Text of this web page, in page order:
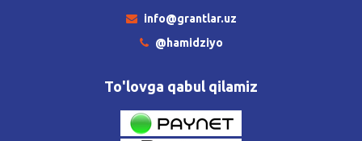
info@grantlar.uz
@hamidziyo
To'lovga qabul qilamiz